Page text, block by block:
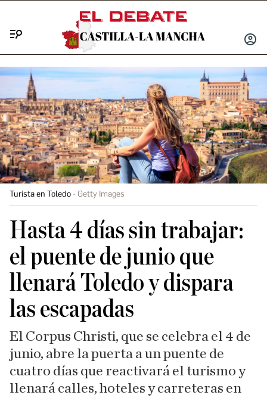
INICIAR
Turista en Toledo Getty Images
Hasta 4 días sin trabajar:
el puente de junio que
llenará Toledo y dispara
las escapadas
El Corpus Christi, que se celebra el 4 de
junio, abre la puerta a un puente de
cuatro días que reactivará el turismo y
llenará calles, hoteles y carreteras en